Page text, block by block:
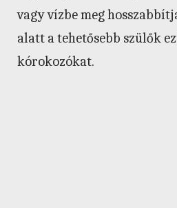
vagy vízbe meg
alatt a tehetősebb szülők
kórokozókat.